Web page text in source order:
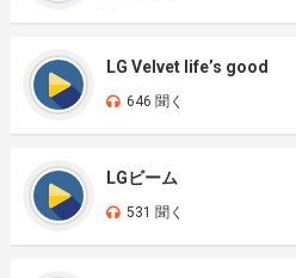
LG Velvet life’s good
646 聞く
LGビーム
531 聞く